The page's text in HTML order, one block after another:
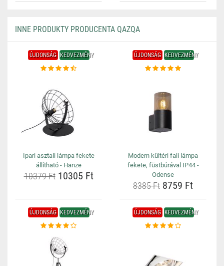
INNE PRODUKTY PRODUCENTA QAZQA
ÚJDONSÁG KEDVEZMÉNY
Ipari asztali lámpa fekete
állítható - Hanze
10379 Ft10305 Ft
ÚJDONSÁG KEDVEZMÉNY
Modern kültéri fali lámpa
fekete, füstbúrával IP44 -
Odense
8385 Ft 8759 Ft
ÚJDONSÁG KEDVEZMÉNY ÚJDONSÁG KEDVEZMÉNY